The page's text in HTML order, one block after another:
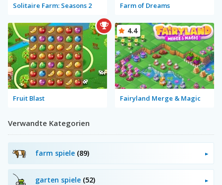
Solitaire Farm: Seasons 2 Farm of Dreams
Fruit Blast Fairyland Merge & Magic
4.4
Verwandte Kategorien
farm spiele (89)
garten spiele (52)